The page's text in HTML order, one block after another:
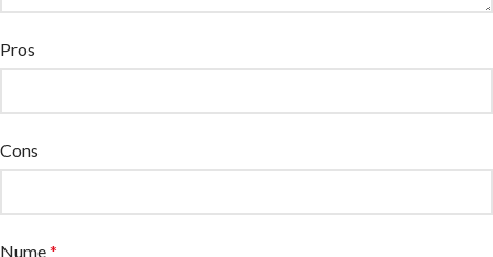
Pros
Cons
Nume*